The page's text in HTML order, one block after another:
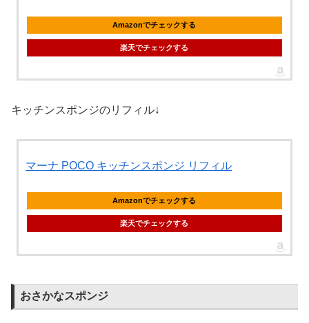
Amazonでチェックする
楽天でチェックする
キッチンスポンジのリフィル↓
マーナ POCO キッチンスポンジ リフィル
Amazonでチェックする
楽天でチェックする
おさかなスポンジ